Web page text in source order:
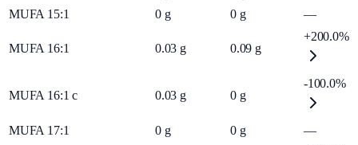
MUFA 15:1
0 g 0 g —
MUFA 16:1 0.03 g 0.09 g
+200.0%
MUFA 16:1 c 0.03 g 0 g
-100.0%
MUFA 17:1 0 g 0 g —